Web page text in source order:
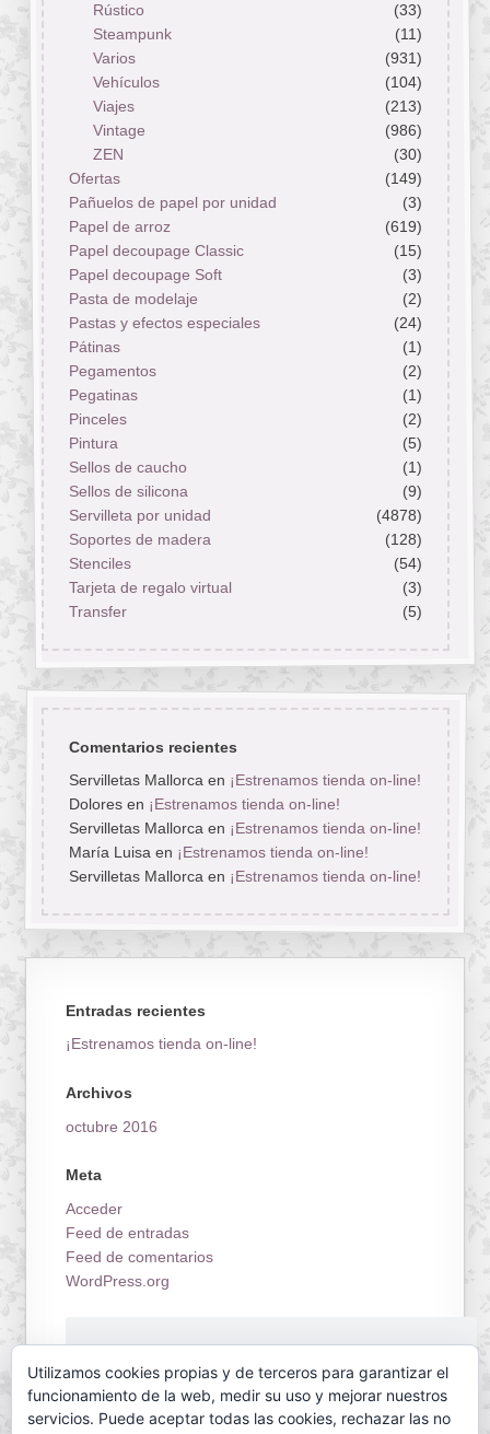
Rústico
(33)
Steampunk
(11)
Varios
(931)
Vehículos
(104)
Viajes
(213)
Vintage
(986)
ZEN
(30)
Ofertas
(149)
Pañuelos de papel por unidad
(3)
Papel de arroz
(619)
Papel decoupage Classic
(15)
Papel decoupage Soft
(3)
Pasta de modelaje
(2)
Pastas y efectos especiales
(24)
Pátinas
(1)
Pegamentos
(2)
Pegatinas
(1)
Pinceles
(2)
Pintura
(5)
Sellos de caucho
(1)
Sellos de silicona
(9)
Servilleta por unidad
(4878)
Soportes de madera
(128)
Stenciles
(54)
Tarjeta de regalo virtual
(3)
Transfer
(5)
Comentarios recientes
Servilletas Mallorcaen ¡Estrenamos tienda on-line!
Doloresen ¡Estrenamos tienda on-line!
Servilletas Mallorcaen ¡Estrenamos tienda on-line!
María Luisaen ¡Estrenamos tienda on-line!
Servilletas Mallorcaen ¡Estrenamos tienda on-line!
Entradas recientes
¡Estrenamos tienda on-line!
Archivos
octubre 2016
Meta
Acceder
Feed de entradas
Feed de comentarios
WordPress.org
Utilizamos cookies propias y de terceros para garantizar el
funcionamiento de la web, medir su uso y mejorar nuestros
servicios. Puede aceptar todas las cookies, rechazar las no